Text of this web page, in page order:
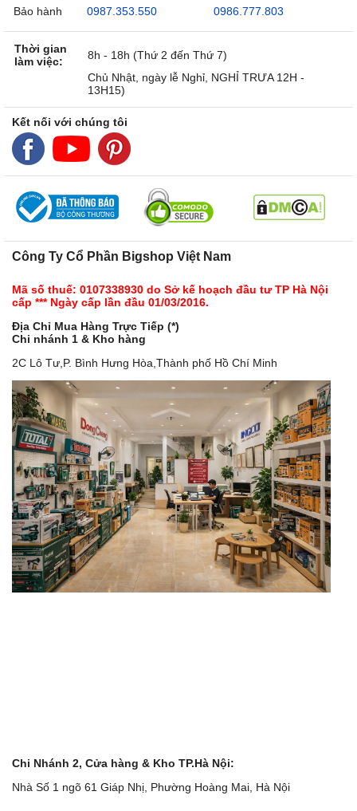
Bảo hành
0987.353.550 0986.777.803
Thời gian
làm việc:
8h - 18h (Thứ 2 đến Thứ 7)
Chủ Nhật, ngày lễ Nghỉ, NGHỈ TRƯA 12H -
13H15)
Kết nối với chúng tôi
Công Ty Cổ Phần Bigshop Việt Nam
Mã số thuế: 0107338930 do Sở kế hoạch đầu tư TP Hà Nội
cấp *** Ngày cấp lần đầu 01/03/2016.
Địa Chỉ Mua Hàng Trực Tiếp (*)
Chi nhánh 1 & Kho hàng
2C Lô Tư,P. Bình Hưng Hòa,Thành phố Hồ Chí Minh
Chi Nhánh 2, Cửa hàng & Kho TP.Hà Nội:
Nhà Số 1 ngõ 61 Giáp Nhị, Phường Hoàng Mai, Hà Nội